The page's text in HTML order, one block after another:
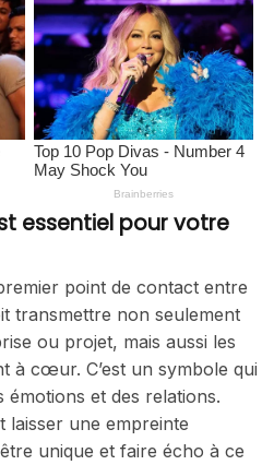
essentiel pour votre
point de contact entre
transmettre non seulement
ou projet, mais aussi les
à cœur. C’est un symbole qui
et des relations.
laisser une empreinte
unique et faire écho à ce